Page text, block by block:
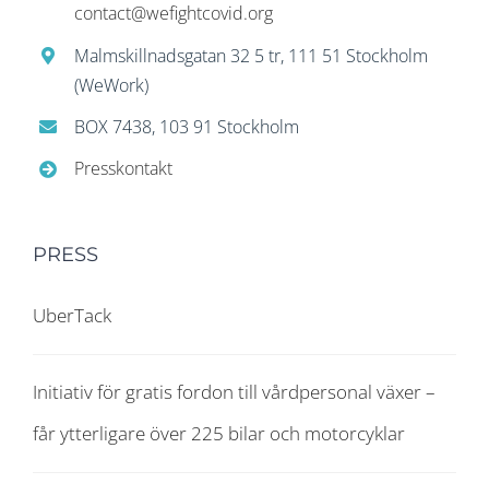
contact@wefightcovid.org
Malmskillnadsgatan 32 5 tr, 111 51 Stockholm
(WeWork)
BOX 7438, 103 91 Stockholm
Presskontakt
PRESS
UberTack
Initiativ för gratis fordon till vårdpersonal växer –
får ytterligare över 225 bilar och motorcyklar